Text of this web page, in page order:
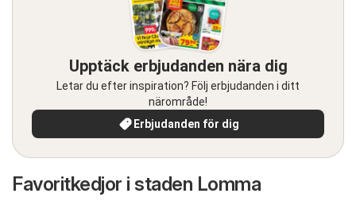
Upptäck erbjudanden nära dig
Letar du efter inspiration? Följ erbjudanden i ditt
närområde!
Erbjudanden för dig
Favoritkedjor i staden Lomma